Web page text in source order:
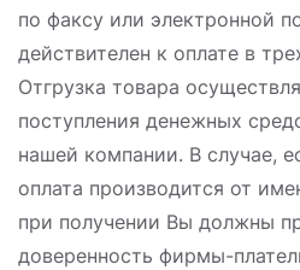
по факсу или электронной
действителен к оплате в
Отгрузка товара
поступления денежных
нашей компании. В случае,
оплата производится от
при получении Вы должны
доверенность фирмы-